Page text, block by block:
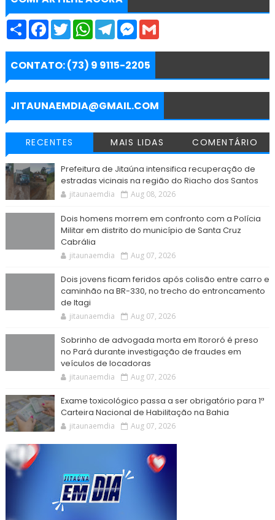
S
r
e
F
e
b
o
k
T
w
t
t
e
r
W
t
s
p
p
T
e
g
a
m
M
s
e
g
e
r
G
i
CONTATO: (73) 9 9115-2205
JITAUNAEMDIA@GMAIL.COM
RECENTES MAIS LIDAS COMENTÁRIO
Prefeitura de Jitaúna intensifica recuperação de
estradas vicinais na região do Riacho dos Santos
jitaunaemdia Aug 08, 2026
Dois homens morrem em confronto com a Polícia
Militar em distrito do município de Santa Cruz
Cabrália
jitaunaemdia Aug 07, 2026
Dois jovens ficam feridos após colisão entre carro e
caminhão na BR-330, no trecho do entroncamento
de Itagi
jitaunaemdia Aug 07, 2026
Sobrinho de advogada morta em Itororó é preso
no Pará durante investigação de fraudes em
veículos de locadoras
jitaunaemdia Aug 07, 2026
Exame toxicológico passa a ser obrigatório para 1ª
Carteira Nacional de Habilitação na Bahia
jitaunaemdia Aug 07, 2026